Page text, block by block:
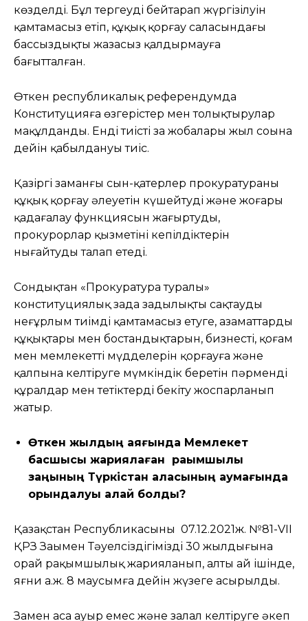
көзделді. Бұл тергеудің бейтарап жүргізілуін
қамтамасыз етіп, құқық қорғау саласындағы
бассыздықты жазасыз қалдырмауға
бағытталған.
Өткен республикалық референдумда
Конституцияға өзгерістер мен толықтырулар
мақұлданды. Енді тиісті заң жобалары жыл соңына
дейін қабылдануы тиіс.
Қазіргі заманғы сын-қатерлер прокуратураның
құқық қорғау әлеуетін күшейтуді және жоғары
қадағалау функциясын жаңғыртуды,
прокурорлар қызметінің кепілдіктерін
нығайтуды талап етеді.
Сондықтан «Прокуратура туралы»
конституциялық заңда заңдылықты сақтауды
неғұрлым тиімді қамтамасыз етуге, азаматтардың
құқықтары мен бостандықтарын, бизнестің, қоғам
мен мемлекеттің мүдделерін қорғауға және
қалпына келтіруге мүмкіндік беретін пәрменді
құралдар мен тетіктерді бекіту жоспарланып
жатыр.
Өткен жылдың аяғында Мемлекет
басшысы жариялаған рақымшылық
заңының Түркістан қаласының аумағында
орындалуы қалай болды?
Қазақстан Республикасының 07.12.2021ж. №81-VII
ҚРЗ Заңымен Тәуелсіздігіміздің 30 жылдығына
орай рақымшылық жарияланып, алты ай ішінде,
яғни а.ж. 8 маусымға дейін жүзеге асырылды.
Заңмен аса ауыр емес және залал келтіруге әкеп